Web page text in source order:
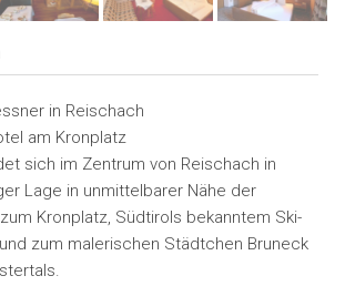
in Reischach
am Kronplatz
sich im Zentrum von Reischach in
Lage in unmittelbarer Nähe der
Kronplatz, Südtirols bekanntem Ski-
zum malerischen Städtchen Bruneck